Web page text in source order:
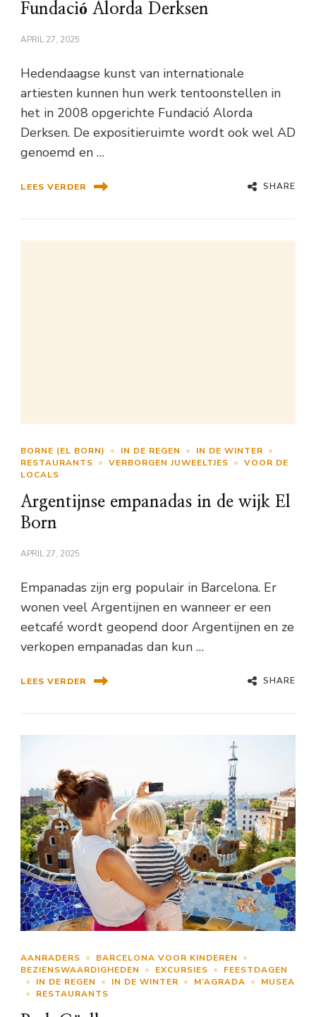
Fundació Alorda Derksen
APRIL 27, 2025
Hedendaagse kunst van internationale
artiesten kunnen hun werk tentoonstellen in
het in 2008 opgerichte Fundació Alorda
Derksen. De expositieruimte wordt ook wel AD
genoemd en …
LEES VERDER SHARE
BORNE (EL BORN) IN DE REGEN
IN DE WINTER
RESTAURANTS
VERBORGEN JUWEELTJES
VOOR DE
LOCALS
Argentijnse empanadas in de wijk El
Born
APRIL 27, 2025
Empanadas zijn erg populair in Barcelona. Er
wonen veel Argentijnen en wanneer er een
eetcafé wordt geopend door Argentijnen en ze
verkopen empanadas dan kun …
LEES VERDER SHARE
AANRADERS
BARCELONA VOOR KINDEREN
BEZIENSWAARDIGHEDEN
EXCURSIES
FEESTDAGEN
IN DE REGEN
IN DE WINTER M’AGRADA
MUSEA
RESTAURANTS